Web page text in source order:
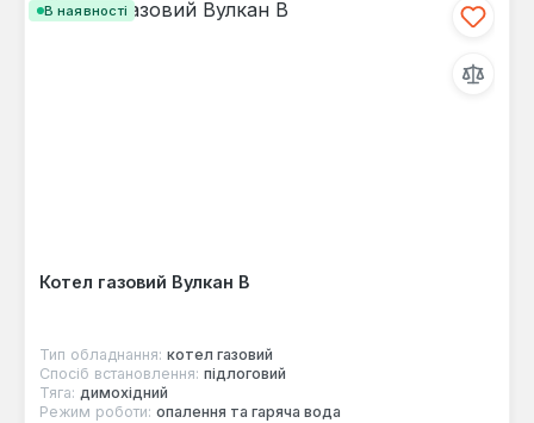
В наявності
Котел газовий Вулкан В
Тип обладнання: котел газовий
Спосіб встановлення: підлоговий
Тяга: димохідний
Режим роботи: опалення та гаряча вода